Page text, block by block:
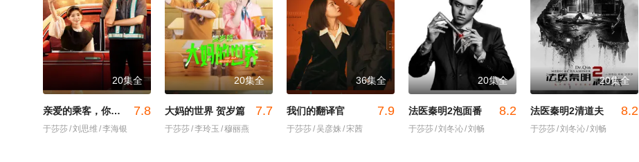
20集全
亲爱的乘客，你好 第二季 7.8
于莎莎/刘思维 /李海银
20集全
大妈的世界 贺岁篇 7.7
于莎莎/李玲玉 /穆丽燕
36集全
我们的翻译官 7.9
于莎莎/吴彦姝/宋茜
20集全
法医秦明2泡面番 8.2
于莎莎/刘冬沁/刘畅
20集全
法医秦明2清道夫 8.2
于莎莎/刘冬沁/刘畅